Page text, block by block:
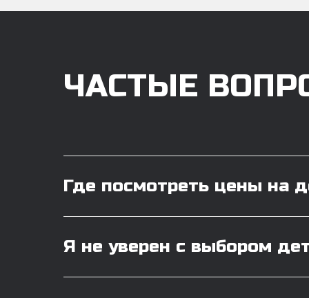
ЧАСТЫЕ
Где посмотреть цены на
Я не уверен с выбором